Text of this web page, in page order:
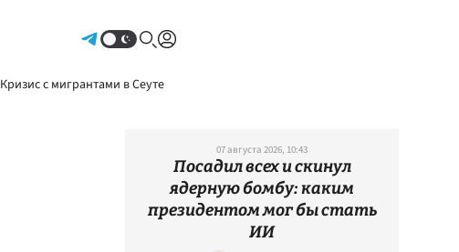
Кризис с мигрантами в Сеуте
07 августа 2026, 10:43
Посадил всех и скинул
ядерную бомбу: каким
президентом мог бы стать
ИИ